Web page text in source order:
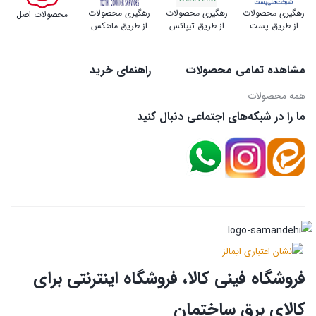
رهگیری محصولات
از طریق پست
رهگیری محصولات
از طریق تیپاکس
رهگیری محصولات
از طریق ماهکس
محصولات اصل
مشاهده تمامی محصولات
همه محصولات
راهنمای خرید
ما را در شبکه‌های اجتماعی دنبال کنید
فروشگاه فینی کالا، فروشگاه اینترنتی برای
کالای برق ساختمان